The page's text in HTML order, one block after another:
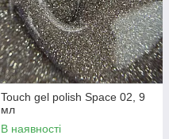
Touch gel polish Space 02, 9
мл
В наявності